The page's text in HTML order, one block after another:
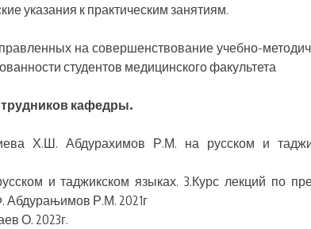
указания к практическим занятиям.
на совершенствование учебно-
студентов медицинского факультета
кафедры.
Х.Ш. Абдурахимов Р.М. на русском и
и таджикском языках. 3.Курс лекций по
Абдурањимов Р.М. 2021г
О. 2023г.